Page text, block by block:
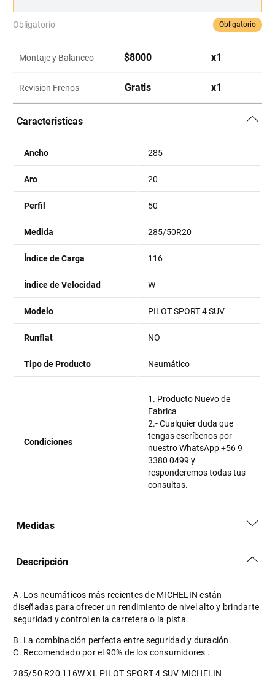
Obligatorio Obligatorio
Montaje y Balanceo $8000 x1
Revision Frenos Gratis x1
Caracteristicas
Ancho 285
Aro 20
Perfil 50
Medida 285/50R20
Índice de Carga 116
Índice de Velocidad W
Modelo PILOT SPORT 4 SUV
Runflat NO
Tipo de Producto Neumático
Condiciones
1. Producto Nuevo de
Fabrica
2.- Cualquier duda que
tengas escríbenos por
nuestro WhatsApp +56 9
3380 0499 y
responderemos todas tus
consultas.
Medidas
Descripción
A. Los neumáticos más recientes de MICHELIN están
diseñadas para ofrecer un rendimiento de nivel alto y brindarte
seguridad y control en la carretera o la pista.
B. La combinación perfecta entre seguridad y duración.
C. Recomendado por el 90% de los consumidores .
285/50 R20 116W XL PILOT SPORT 4 SUV MICHELIN